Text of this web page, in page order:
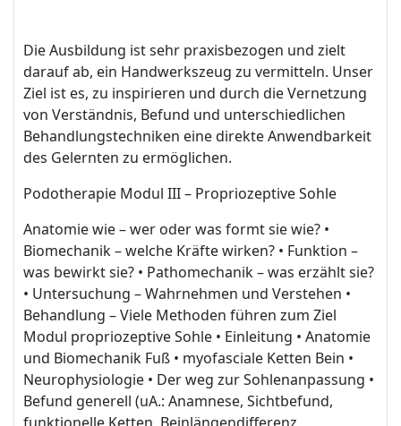
Die Ausbildung ist sehr praxisbezogen und zielt
darauf ab, ein Handwerkszeug zu vermitteln. Unser
Ziel ist es, zu inspirieren und durch die Vernetzung
von Verständnis, Befund und unterschiedlichen
Behandlungstechniken eine direkte Anwendbarkeit
des Gelernten zu ermöglichen.
Podotherapie Modul III – Propriozeptive Sohle
Anatomie wie – wer oder was formt sie wie? •
Biomechanik – welche Kräfte wirken? • Funktion –
was bewirkt sie? • Pathomechanik – was erzählt sie?
• Untersuchung – Wahrnehmen und Verstehen •
Behandlung – Viele Methoden führen zum Ziel
Modul propriozeptive Sohle • Einleitung • Anatomie
und Biomechanik Fuß • myofasciale Ketten Bein •
Neurophysiologie • Der weg zur Sohlenanpassung •
Befund generell (uA.: Anamnese, Sichtbefund,